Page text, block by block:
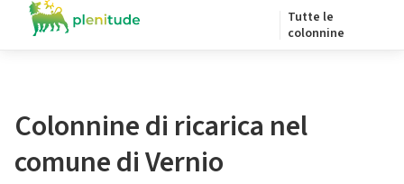
Tutte le
colonnine
Colonnine di ricarica nel
comune di Vernio